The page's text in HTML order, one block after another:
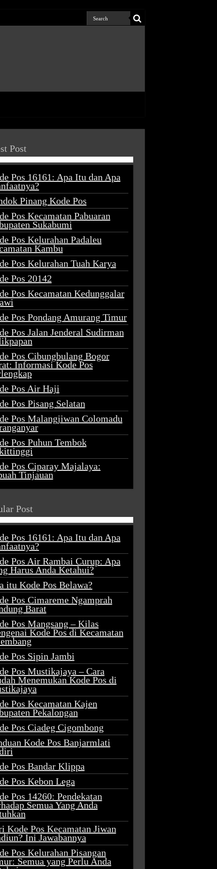
Post
Pos 16161: Apa Itu dan Apa
Pinang Kode Pos
Pos Kecamatan Pabuaran
Sukabumi
Pos Kelurahan Padaleu
Kambu
Pos Kelurahan Tuah Karya
Pos 20142
Pos Kecamatan Kedunggalar
Pos Pondang Amurang Timur
Pos Jalan Jenderal Sudirman
Pos Cibungbulang Bogor
Informasi Kode Pos
Pos Air Haji
Pos Pisang Selatan
Pos Malangjiwan Colomadu
Pos Puhun Tembok
Pos Ciparay Majalaya:
Tinjauan
Post
Pos 16161: Apa Itu dan Apa
Pos Air Rambai Curup: Apa
Harus Anda Ketahui?
itu Kode Pos Belawa?
Pos Cimareme Ngamprah
Barat
Pos Mangsang – Kilas
Kode Pos di Kecamatan
Pos Sipin Jambi
Pos Mustikajaya – Cara
Menemukan Kode Pos di
Pos Kecamatan Kajen
Pekalongan
Pos Ciadeg Cigombong
Kode Pos Banjarmlati
Pos Bandar Klippa
Pos Kebon Lega
Pos 14260: Pendekatan
Semua Yang Anda
Kode Pos Kecamatan Jiwan
Ini Jawabannya
Pos Kelurahan Pisangan
Semua yang Perlu Anda